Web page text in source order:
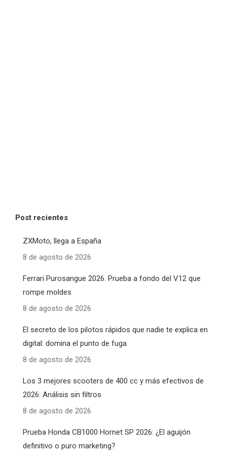
Post recientes
ZXMoto, llega a España
8 de agosto de 2026
Ferrari Purosangue 2026. Prueba a fondo del V12 que
rompe moldes
8 de agosto de 2026
El secreto de los pilotos rápidos que nadie te explica en
digital: domina el punto de fuga
8 de agosto de 2026
Los 3 mejores scooters de 400 cc y más efectivos de
2026: Análisis sin filtros
8 de agosto de 2026
Prueba Honda CB1000 Hornet SP 2026: ¿El aguijón
definitivo o puro marketing?